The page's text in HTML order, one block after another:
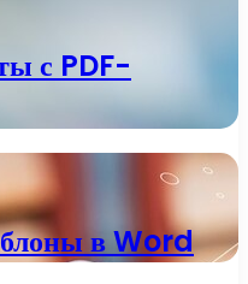
с PDF-
в Word